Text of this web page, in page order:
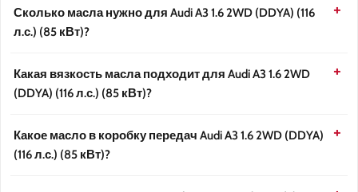
Сколько масла нужно для Audi A3 1.6 2WD (DDYA) (116
л.с.) (85 кВт)?
Какая вязкость масла подходит для Audi A3 1.6 2WD
(DDYA) (116 л.с.) (85 кВт)?
Какое масло в коробку передач Audi A3 1.6 2WD (DDYA)
(116 л.с.) (85 кВт)?